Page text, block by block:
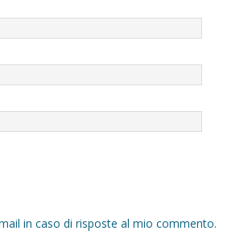
in caso di risposte al mio commento.